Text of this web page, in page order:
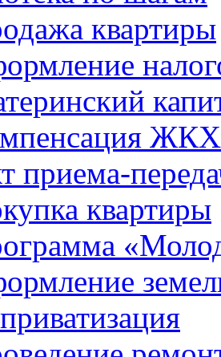
квартиры
ЖКХ
приема-
квартиры